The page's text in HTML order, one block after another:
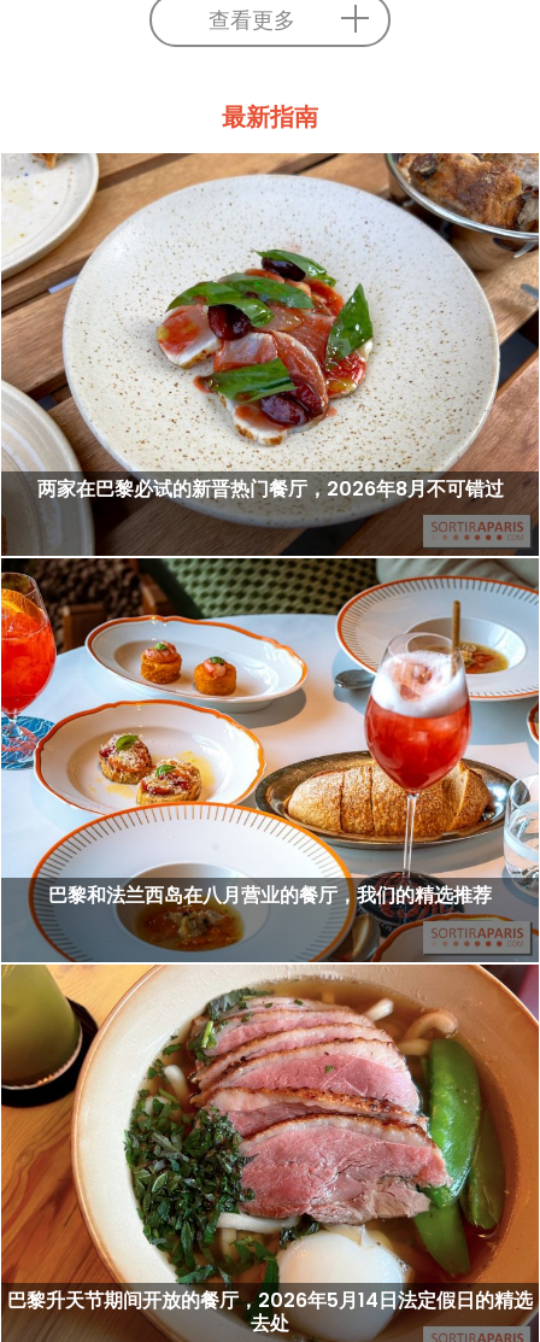
查看更多
最新指南
两家在巴黎必试的新晋热门餐厅，2026年8月不可错过
巴黎和法兰西岛在八月营业的餐厅，我们的精选推荐
巴黎升天节期间开放的餐厅，2026年5月14日法定假日的精选
去处